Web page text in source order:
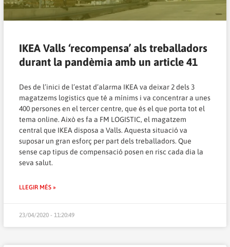
IKEA Valls ‘recompensa’ als treballadors
durant la pandèmia amb un article 41
Des de l’inici de l’estat d’alarma IKEA va deixar 2 dels 3
magatzems logistics que té a mínims i va concentrar a unes
400 persones en el tercer centre, que és el que porta tot el
tema online. Això es fa a FM LOGISTIC, el magatzem
central que IKEA disposa a Valls. Aquesta situació va
suposar un gran esforç per part dels treballadors. Que
sense cap tipus de compensació posen en risc cada dia la
seva salut.
LLEGIR MÉS »
23/04/2020 - 11:20:49